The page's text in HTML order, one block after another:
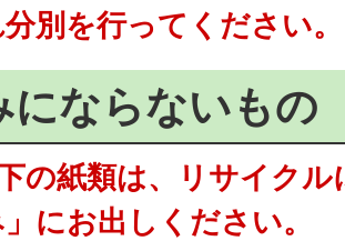
別を行ってください。
にならないもの
の紙類は、リサイク
にお出しください。